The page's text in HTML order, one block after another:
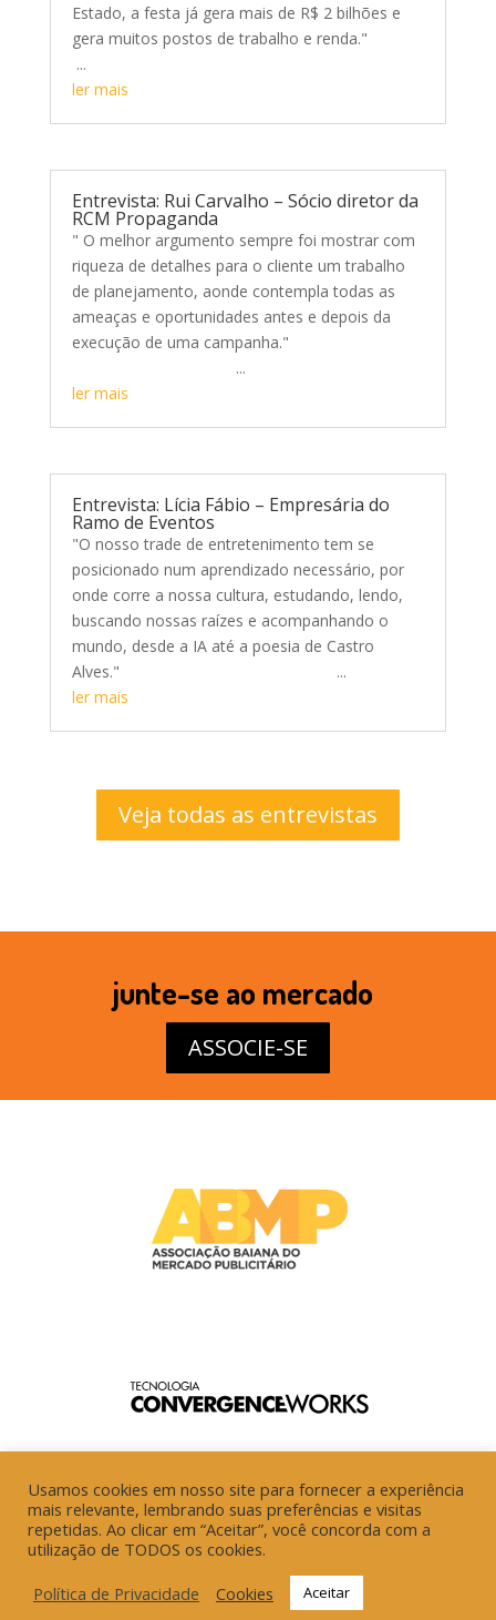
Estado, a festa já gera mais de R$ 2 bilhões e
gera muitos postos de trabalho e renda."
...
ler mais
Entrevista: Rui Carvalho – Sócio diretor da
RCM Propaganda
" O melhor argumento sempre foi mostrar com
riqueza de detalhes para o cliente um trabalho
de planejamento, aonde contempla todas as
ameaças e oportunidades antes e depois da
execução de uma campanha."
...
ler mais
Entrevista: Lícia Fábio – Empresária do
Ramo de Eventos
"O nosso trade de entretenimento tem se
posicionado num aprendizado necessário, por
onde corre a nossa cultura, estudando, lendo,
buscando nossas raízes e acompanhando o
mundo, desde a IA até a poesia de Castro
Alves." ...
ler mais
Veja todas as entrevistas
junte-se ao mercado
ASSOCIE-SE
Usamos cookies em nosso site para fornecer a experiência
mais relevante, lembrando suas preferências e visitas
repetidas. Ao clicar em “Aceitar”, você concorda com a
utilização de TODOS os cookies.
Política de Privacidade
Cookies Aceitar